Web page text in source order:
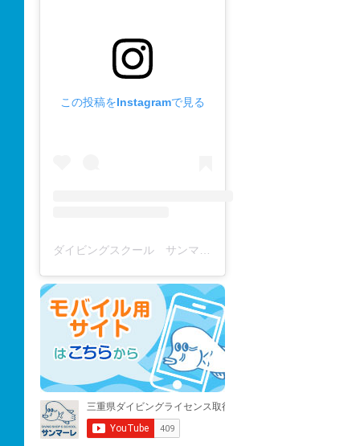
この投稿をInstagramで見る
ダイビングスクール サンマーレ / diving school(@diving_school_sanmare)がシェアした投稿